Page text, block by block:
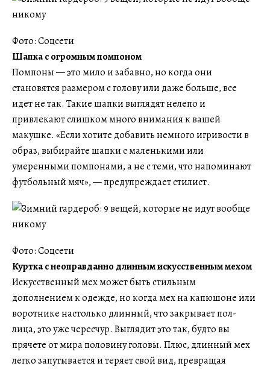
Фото: Соцсети
Шапка с огромным помпоном
Помпоны — это мило и забавно, но когда они
становятся размером с голову или даже больше, все
идет не так. Такие шапки выглядят нелепо и
привлекают слишком много внимания к вашей
макушке. «Если хотите добавить немного игривости в
образ, выбирайте шапки с маленькими или
умеренными помпонами, а не с теми, что напоминают
футбольный мяч», — предупреждает стилист.
Фото: Соцсети
Куртка с неоправданно длинным искусственным мехом
Искусственный мех может быть стильным
дополнением к одежде, но когда мех на капюшоне или
воротнике настолько длинный, что закрывает пол-
лица, это уже чересчур. Выглядит это так, будто вы
прячете от мира половину головы. Плюс, длинный мех
легко запутывается и теряет свой вид, превращая